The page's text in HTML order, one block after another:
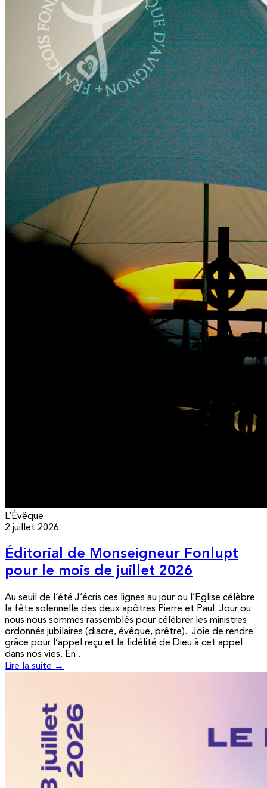
L’Évêque
2 juillet 2026
Éditorial de Monseigneur Fonlupt
pour le mois de juillet 2026
Au seuil de l’été J’écris ces lignes au jour ou l’Eglise célèbre
la fête solennelle des deux apôtres Pierre et Paul. Jour ou
nous nous sommes rassemblés pour célébrer les ministres
ordonnés jubilaires (diacre, évêque, prêtre). Joie de rendre
grâce pour l’appel reçu et la fidélité de Dieu à cet appel
dans nos vies. En...
Lire la suite →